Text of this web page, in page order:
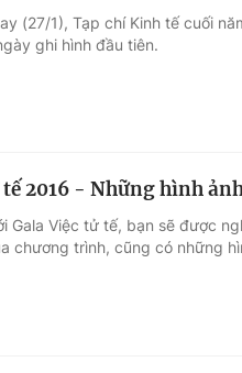
(27/1), Tạp chí Kinh tế cuối
ghi hình đầu tiên.
tế 2016 - Những hình
Gala Việc tử tế, bạn sẽ được
chương trình, cũng có những